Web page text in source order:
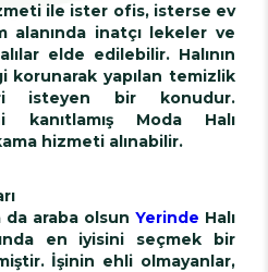
ile ister ofis, isterse ev
alanında inatçı lekeler ve
elde edilebilir. Halının
korunarak yapılan temizlik
isteyen bir konudur.
kanıtlamışModa Halı
hizmeti alınabilir.
araba olsun Yerinde Halı
en iyisini seçmek bir
İşinin ehli olmayanlar,